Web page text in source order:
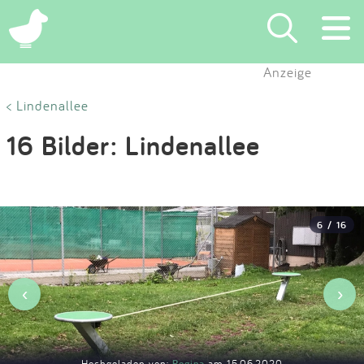
×
Eintragen
Blog
Partner
Kontakt
Anzeige
< Lindenallee
16 Bilder: Lindenallee
6 / 16
‹ ›